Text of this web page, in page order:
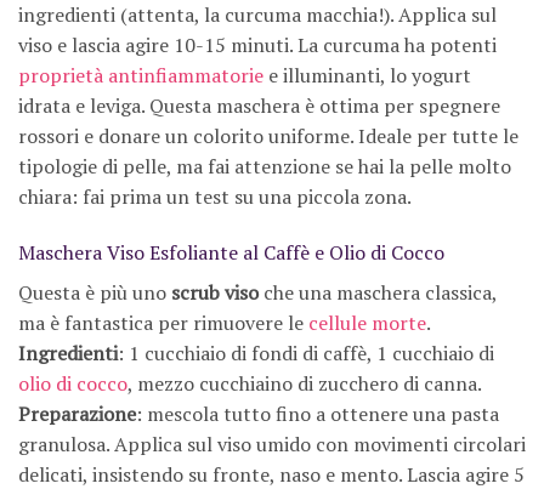
ingredienti (attenta, la curcuma macchia!). Applica sul
viso e lascia agire 10-15 minuti. La curcuma ha potenti
proprietà antinfiammatorie e illuminanti, lo yogurt
idrata e leviga. Questa maschera è ottima per spegnere
rossori e donare un colorito uniforme. Ideale per tutte le
tipologie di pelle, ma fai attenzione se hai la pelle molto
chiara: fai prima un test su una piccola zona.
Maschera Viso Esfoliante al Caffè e Olio di Cocco
Questa è più uno scrub visoche una maschera classica,
ma è fantastica per rimuovere le cellule morte.
Ingredienti: 1 cucchiaio di fondi di caffè, 1 cucchiaio di
olio di cocco, mezzo cucchiaino di zucchero di canna.
Preparazione: mescola tutto fino a ottenere una pasta
granulosa. Applica sul viso umido con movimenti circolari
delicati, insistendo su fronte, naso e mento. Lascia agire 5